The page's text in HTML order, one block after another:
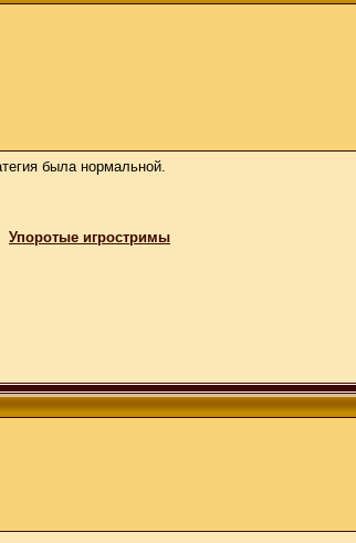
была нормальной.
Упоротые игростримы